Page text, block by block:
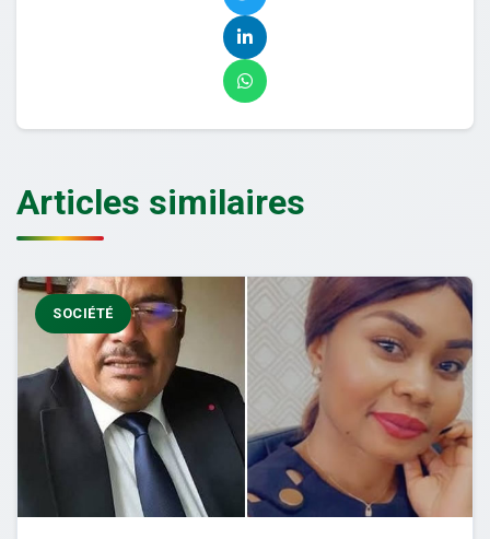
Articles similaires
SOCIÉTÉ